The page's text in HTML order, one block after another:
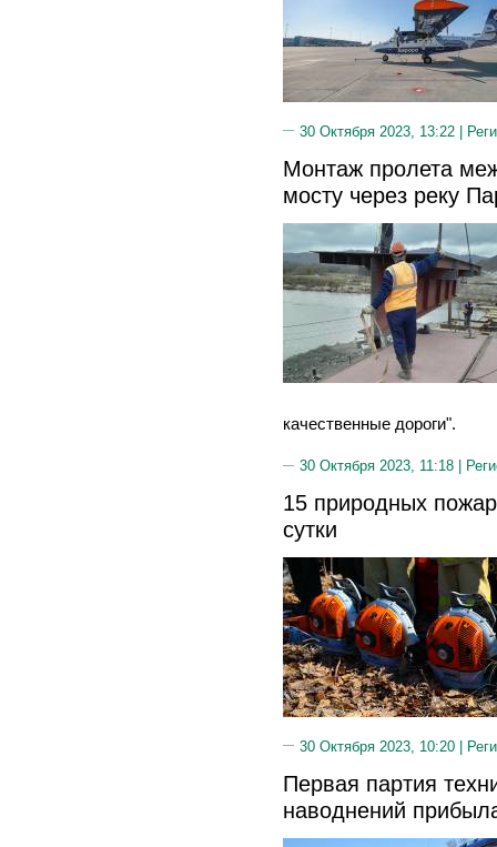
30 Октября 2023, 13:22 |
Монтаж пролета
мосту через реку
качественные дороги".
30 Октября 2023, 11:18 |
15 природных
сутки
30 Октября 2023, 10:20 |
Первая партия
наводнений